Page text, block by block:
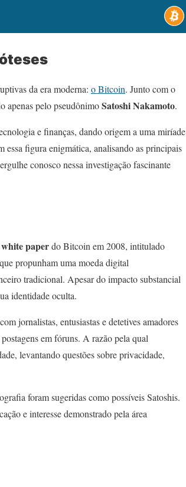
da era moderna: o Bitcoin. Junto com o
apenas pelo pseudônimoSatoshi Nakamoto.
e finanças, dando origem a uma miríade
essa figura enigmática, analisando as principais
conosco nessa investigação fascinante
paperdo Bitcoin em 2008, intitulado
propunham uma moeda digital
tradicional. Apesar do impacto substancial
identidade oculta.
jornalistas, entusiastas e detetives amadores
em fóruns. A razão pela qual
levantando questões sobre privacidade,
foram sugeridas como possíveis Satoshis.
e interesse demonstrado pela área